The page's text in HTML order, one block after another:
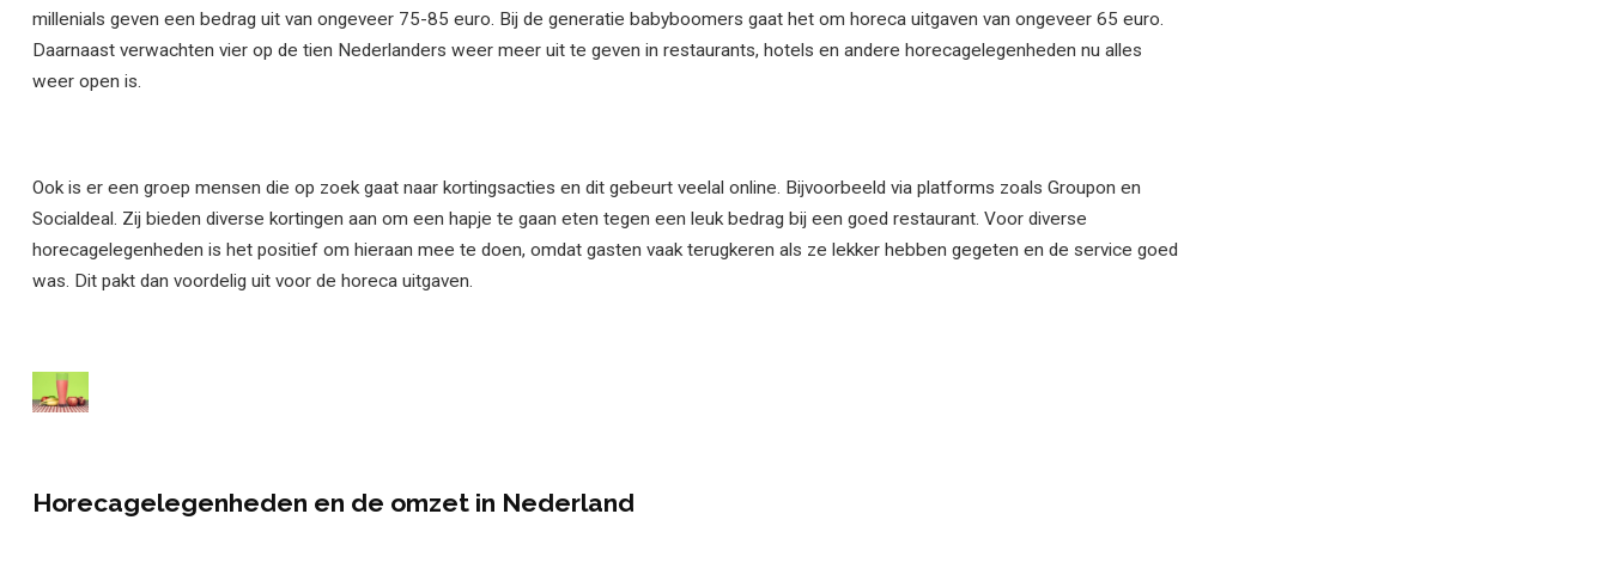
millenials geven een bedrag uit van ongeveer 75-85 euro. Bij de generatie babyboomers gaat het om horeca uitgaven van ongeveer 65 euro.
Daarnaast verwachten vier op de tien Nederlanders weer meer uit te geven in restaurants, hotels en andere horecagelegenheden nu alles
weer open is.
Ook is er een groep mensen die op zoek gaat naar kortingsacties en dit gebeurt veelal online. Bijvoorbeeld via platforms zoals Groupon en
Socialdeal. Zij bieden diverse kortingen aan om een hapje te gaan eten tegen een leuk bedrag bij een goed restaurant. Voor diverse
horecagelegenheden is het positief om hieraan mee te doen, omdat gasten vaak terugkeren als ze lekker hebben gegeten en de service goed
was. Dit pakt dan voordelig uit voor de horeca uitgaven.
Horecagelegenheden en de omzet in Nederland